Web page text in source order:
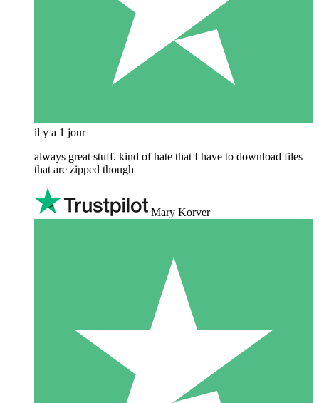
il y a 1 jour
always great stuff. kind of hate that I have to download files
that are zipped though
Mary Korver